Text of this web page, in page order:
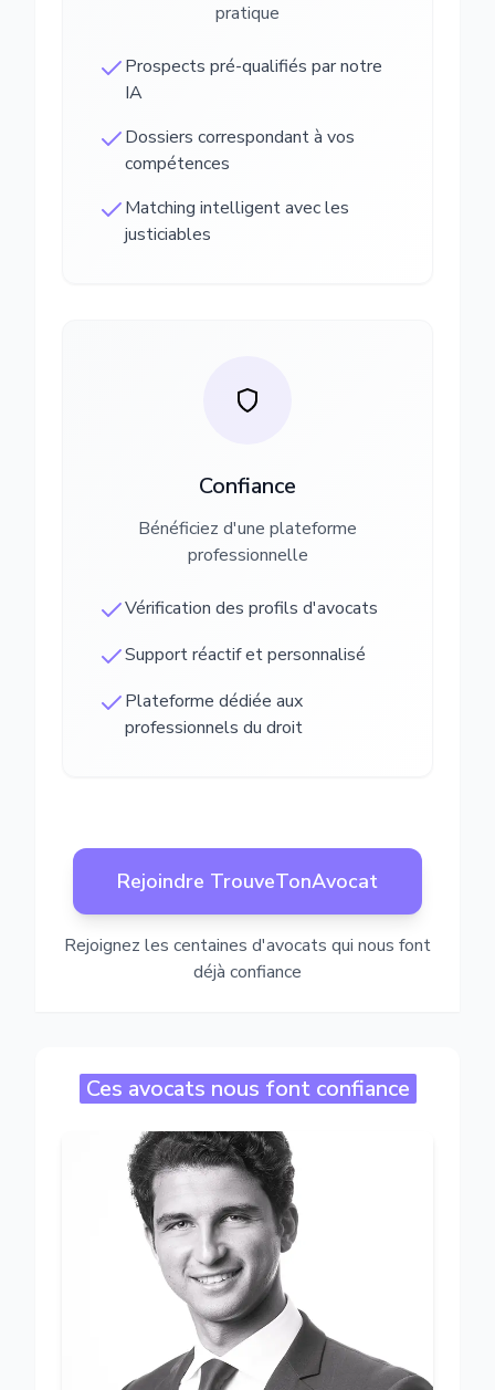
pratique
Prospects pré-qualifiés par notre
IA
Dossiers correspondant à vos
compétences
Matching intelligent avec les
justiciables
Confiance
Bénéficiez d'une plateforme
professionnelle
Vérification des profils d'avocats
Support réactif et personnalisé
Plateforme dédiée aux
professionnels du droit
Rejoindre TrouveTonAvocat
Rejoignez les centaines d'avocats qui nous font
déjà confiance
Ces avocats nous font confiance